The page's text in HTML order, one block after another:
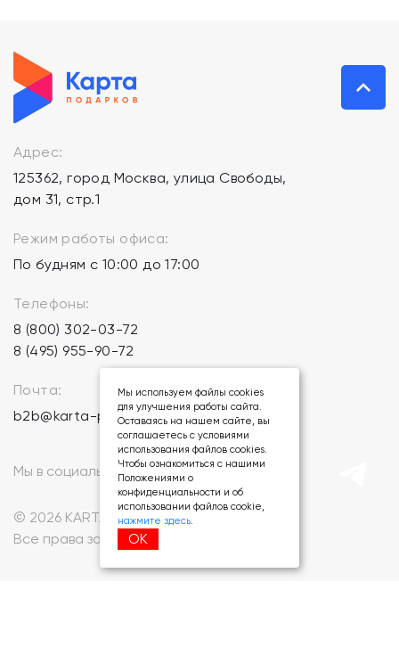
Адрес:
125362, город Москва, улица Свободы,
дом 31, стр.1
Режим работы офиса:
По будням с 10:00 до 17:00
Телефоны:
8 (800) 302-03-72
8 (495) 955-90-72
Почта:
b2b@karta-podarkov.ru
© 2026 KARTA-PODARKOV.RU.
Все права защищены.
Мы в социальных сетях:
Мы используем файлы cookies
для улучшения работы сайта.
Оставаясь на нашем сайте, вы
соглашаетесь с условиями
использования файлов cookies.
Чтобы ознакомиться с нашими
Положениями о
конфиденциальности и об
использовании файлов cookie,
нажмите здесь.
ОК